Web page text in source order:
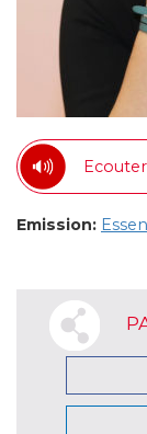
Ecouter
Emission: